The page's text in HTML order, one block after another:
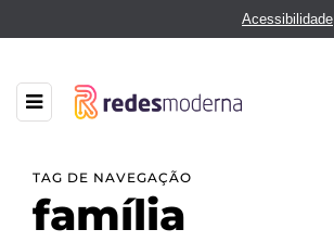
Acessibilidade
TAG DE NAVEGAÇÃO
família